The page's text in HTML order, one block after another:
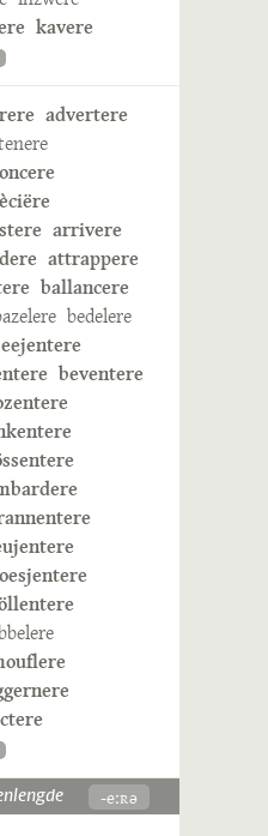
kavere
advertere
arrivere
attrappere
ballancere
bedelere
beventere
-eːʀə